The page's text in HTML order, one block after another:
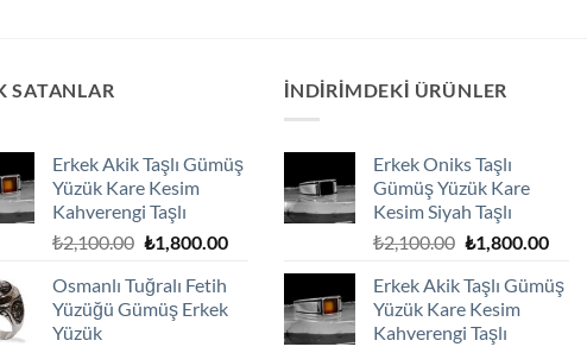
SATANLAR
Erkek Akik Taşlı Gümüş
Yüzük Kare Kesim
Kahverengi Taşlı
₺2,100.00 Orijinal
₺2,100.00.
₺1,800.00Şu
₺1,800.00.
Osmanlı Tuğralı Fetih
Yüzüğü Gümüş Erkek
Yüzük
İNDIRIMDEKI ÜRÜNLER
Erkek Oniks Taşlı
Gümüş Yüzük Kare
Kesim Siyah Taşlı
₺2,100.00 Orijinal
₺2,100.00.
₺1,800.00Şu
fiyat:
Erkek Akik Taşlı Gümüş
Yüzük Kare Kesim
Kahverengi Taşlı